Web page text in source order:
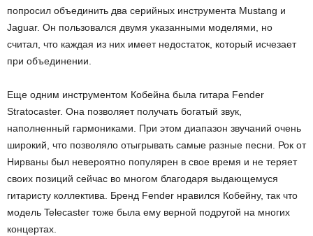
попросил объединить два серийных инструмента Mustang и
Jaguar. Он пользовался двумя указанными моделями, но
считал, что каждая из них имеет недостаток, который исчезает
при объединении.
Еще одним инструментом Кобейна была гитара Fender
Stratocaster. Она позволяет получать богатый звук,
наполненный гармониками. При этом диапазон звучаний очень
широкий, что позволяло отыгрывать самые разные песни. Рок от
Нирваны был невероятно популярен в свое время и не теряет
своих позиций сейчас во многом благодаря выдающемуся
гитаристу коллектива. Бренд Fender нравился Кобейну, так что
модель Telecaster тоже была ему верной подругой на многих
концертах.